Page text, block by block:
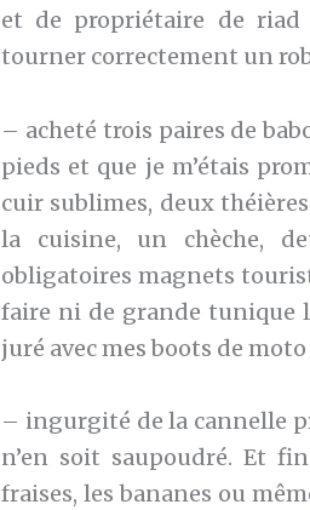
et de propriétaire de riad
tourner correctement un
– acheté trois paires de
pieds et que je m’étais
cuir sublimes, deux
la cuisine, un chèche,
obligatoires magnets
faire ni de grande tunique
juré avec mes boots de
– ingurgité de la cannelle
n’en soit saupoudré. Et
fraises, les bananes ou